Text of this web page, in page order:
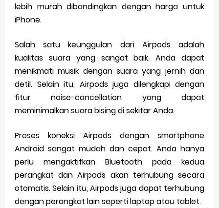
lebih murah dibandingkan dengan harga untuk
iPhone.
Salah satu keunggulan dari Airpods adalah
kualitas suara yang sangat baik. Anda dapat
menikmati musik dengan suara yang jernih dan
detil. Selain itu, Airpods juga dilengkapi dengan
fitur noise-cancellation yang dapat
meminimalkan suara bising di sekitar Anda.
Proses koneksi Airpods dengan smartphone
Android sangat mudah dan cepat. Anda hanya
perlu mengaktifkan Bluetooth pada kedua
perangkat dan Airpods akan terhubung secara
otomatis. Selain itu, Airpods juga dapat terhubung
dengan perangkat lain seperti laptop atau tablet.